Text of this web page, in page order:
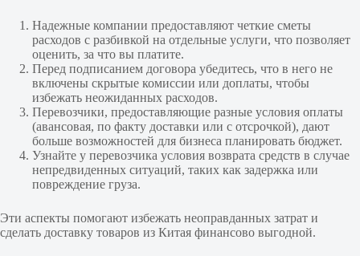
Надежные компании предоставляют четкие сметы
расходов с разбивкой на отдельные услуги, что позволяет
оценить, за что вы платите.
Перед подписанием договора убедитесь, что в него не
включены скрытые комиссии или доплаты, чтобы
избежать неожиданных расходов.
Перевозчики, предоставляющие разные условия оплаты
(авансовая, по факту доставки или с отсрочкой), дают
больше возможностей для бизнеса планировать бюджет.
Узнайте у перевозчика условия возврата средств в случае
непредвиденных ситуаций, таких как задержка или
повреждение груза.
Эти аспекты помогают избежать неоправданных затрат и
сделать доставку товаров из Китая финансово выгодной.